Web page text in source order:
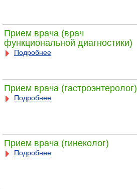
Прием врача (врач
функциональной диагностики)
Подробнее
Прием врача (гастроэнтеролог)
Подробнее
Прием врача (гинеколог)
Подробнее